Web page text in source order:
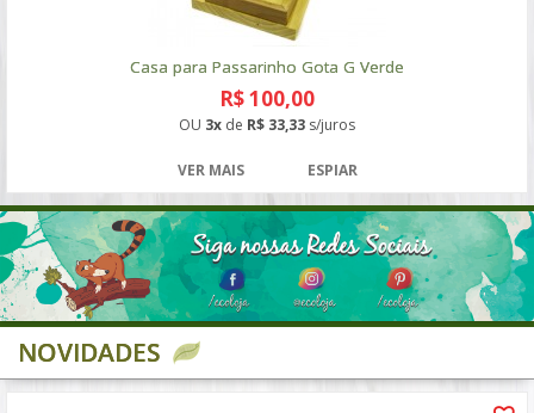
Casa para Passarinho Gota G Verde
R$ 100,00
OU 3x de R$ 33,33 s/juros
VER MAIS ESPIAR
NOVIDADES